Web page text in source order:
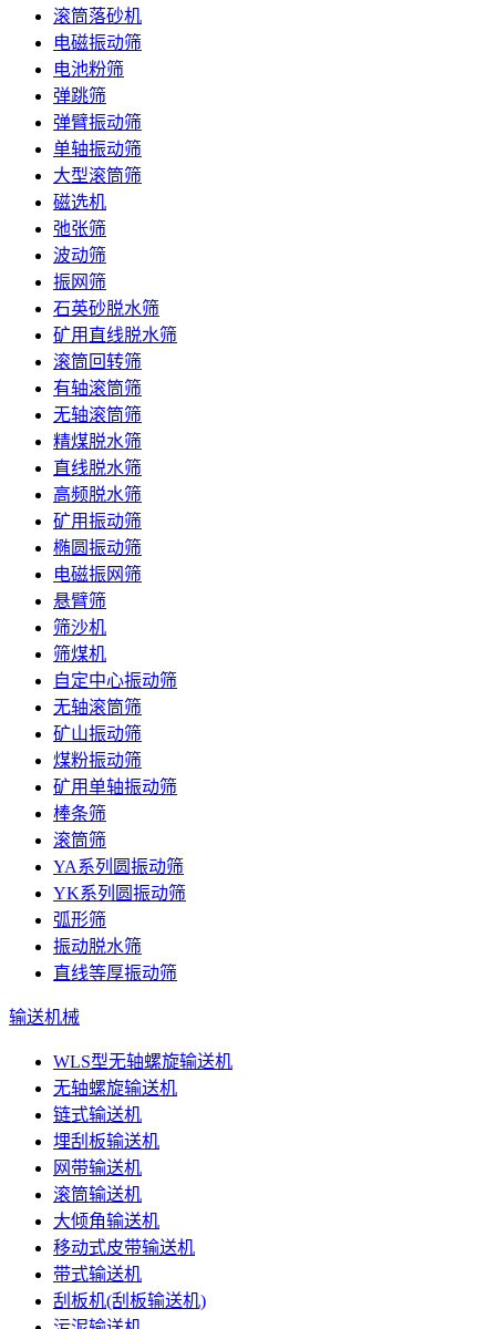
滚筒落砂机
电磁振动筛
电池粉筛
弹跳筛
弹臂振动筛
单轴振动筛
大型滚筒筛
磁选机
弛张筛
波动筛
振网筛
石英砂脱水筛
矿用直线脱水筛
滚筒回转筛
有轴滚筒筛
无轴滚筒筛
精煤脱水筛
直线脱水筛
高频脱水筛
矿用振动筛
椭圆振动筛
电磁振网筛
悬臂筛
筛沙机
筛煤机
自定中心振动筛
无轴滚筒筛
矿山振动筛
煤粉振动筛
矿用单轴振动筛
棒条筛
滚筒筛
YA系列圆振动筛
YK系列圆振动筛
弧形筛
振动脱水筛
直线等厚振动筛
输送机械
WLS型无轴螺旋输送机
无轴螺旋输送机
链式输送机
埋刮板输送机
网带输送机
滚筒输送机
大倾角输送机
移动式皮带输送机
带式输送机
刮板机(刮板输送机)